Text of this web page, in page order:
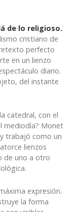
de lo religioso.
cristiano de
perfecto
en un lienzo
diario.
del instante
catedral, con el
mediodía? Monet
trabajó como un
lienzos
de uno a otro
expresión.
la forma